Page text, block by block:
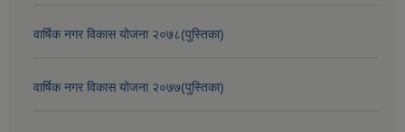
वार्षिक नगर विकास योजना २०७८(पुस्तिका)
वार्षिक नगर विकास योजना २०७७(पुस्तिका)